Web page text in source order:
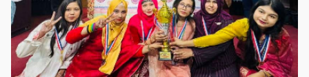
গৌরবের মুহূর্ত